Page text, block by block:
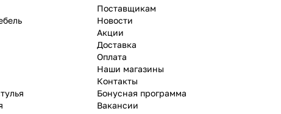
Поставщикам
Новости
Акции
Доставка
Оплата
Наши магазины
Контакты
Бонусная программа
Вакансии